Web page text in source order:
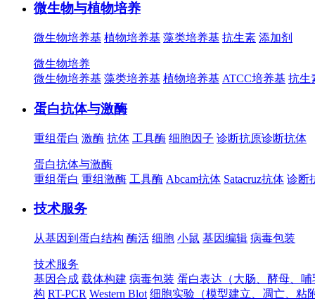
微生物与植物培养
微生物培养基 植物培养基 藻类培养基 抗生素 添加剂
微生物培养
微生物培养基 藻类培养基 植物培养基 ATCC培养基 抗生
蛋白抗体与激酶
重组蛋白 激酶 抗体 工具酶 细胞因子 诊断抗原诊断抗体
蛋白抗体与激酶
重组蛋白 重组激酶 工具酶 Abcam抗体 Satacruz抗体 诊断
技术服务
从基因到蛋白结构 酶活 细胞 小鼠 基因编辑 病毒包装
技术服务
基因合成 载体构建 病毒包装 蛋白表达（大肠、酵母、
构 RT-PCR Western Blot 细胞实验（模型建立、凋亡、粘